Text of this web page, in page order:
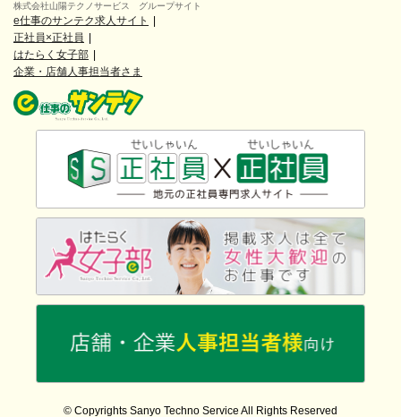
株式会社山陽テクノサービス グループサイト
e仕事のサンテク求人サイト
正社員×正社員
はたらく女子部
企業・店舗人事担当者さま
© Copyrights Sanyo Techno Service All Rights Reserved